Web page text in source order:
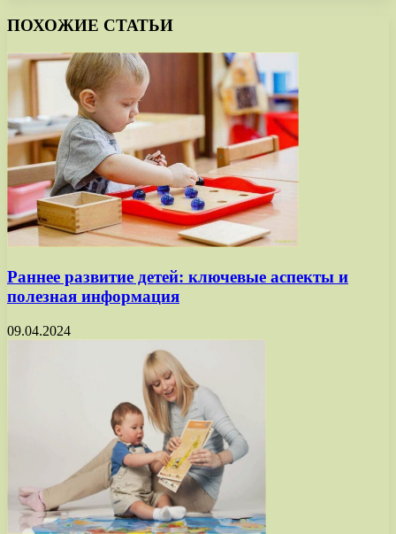
ПОХОЖИЕ СТАТЬИ
Раннее развитие детей: ключевые аспекты и
полезная информация
09.04.2024